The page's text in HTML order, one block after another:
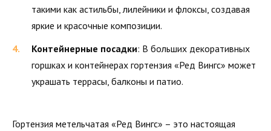
такими как астильбы, лилейники и флоксы, создавая
яркие и красочные композиции.
Контейнерные посадки: В больших декоративных
горшках и контейнерах гортензия «Ред Вингс» может
украшать террасы, балконы и патио.
Гортензия метельчатая «Ред Вингс» – это настоящая